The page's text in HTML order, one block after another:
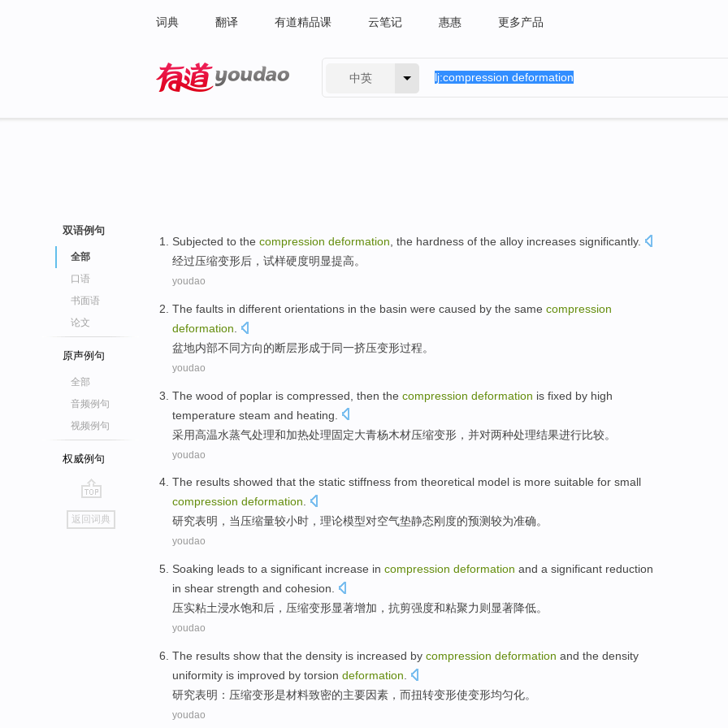
词典 翻译 有道精品课 云笔记 惠惠 更多产品
中英
双语例句
全部
口语
书面语
论文
原声例句
全部
音频例句
视频例句
权威例句
go
top
返回词典
Subjected to the compression deformation the hardness of the alloy increases significantly.
经过压缩变形后 ， 试样硬度明显提高。
youdao
The faults in different orientations in the basin were caused by the same compression
deformation
盆地内部不同方向的断层形成于同一挤压变形过程。
youdao
The wood of poplar is compressed then the compression deformation is fixed by high
temperature steam and heating
采用高温水蒸气处理和加热处理固定大青杨木材压缩变形 ， 并对两种处理结果进行比较。
youdao
The results showed that the static stiffness from theoretical model is more suitable for small
compression deformation.
研究表明， 当压缩量较小时， 理论模型对空气垫静态刚度的预测较为准确。
youdao
Soaking leads to a significant increase in compression deformation and a significant reduction
in shear strength and cohesion
压实粘土浸水饱和后， 压缩变形显著增加 ， 抗剪强度和粘聚力则显著降低。
youdao
The results show that the density is increased by compression deformation and the density
uniformity is improved by torsion deformation
研究表明： 压缩变形是材料致密的主要因素，而扭转变形使变形均匀化。
youdao